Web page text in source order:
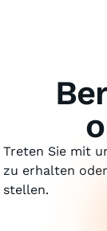
Treten Sie mit
zu erhalten
stellen.